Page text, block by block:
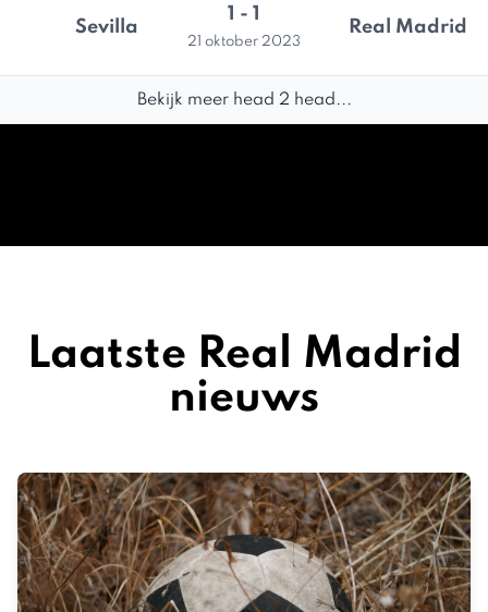
Sevilla
1 - 1
21 oktober 2023
Real Madrid
Bekijk meer head 2 head...
Laatste Real Madrid
nieuws